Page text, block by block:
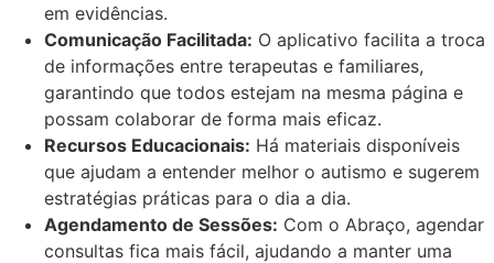
em evidências.
Comunicação Facilitada: O aplicativo facilita a troca
de informações entre terapeutas e familiares,
garantindo que todos estejam na mesma página e
possam colaborar de forma mais eficaz.
Recursos Educacionais: Há materiais disponíveis
que ajudam a entender melhor o autismo e sugerem
estratégias práticas para o dia a dia.
Agendamento de Sessões: Com o Abraço, agendar
consultas fica mais fácil, ajudando a manter uma